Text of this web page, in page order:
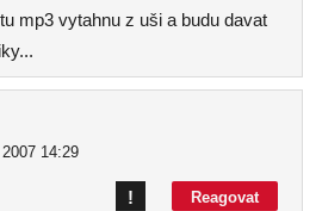
mp3 vytahnu z uši a budu davat
2007 14:29
Reagovat
!